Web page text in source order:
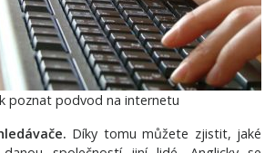
poznat podvod na internetu
Díky tomu můžete zjistit, jaké